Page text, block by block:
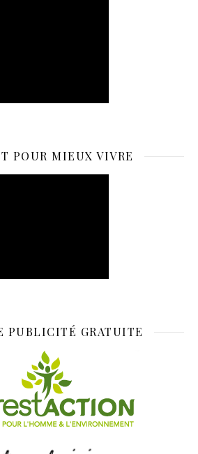
POUR MIEUX VIVRE
PUBLICITÉ GRATUITE